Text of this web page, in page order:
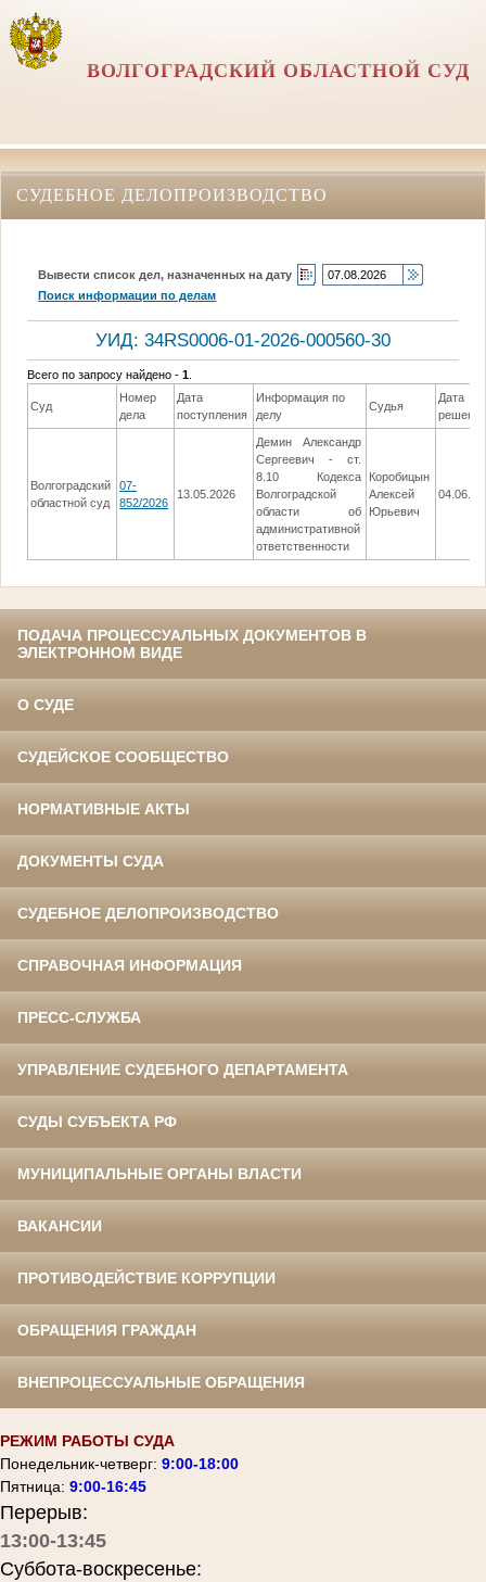
ВОЛГОГРАДСКИЙ ОБЛАСТНОЙ СУД
СУДЕБНОЕ ДЕЛОПРОИЗВОДСТВО
Вывести список дел, назначенных на дату
Поиск информации по делам
УИД: 34RS0006-01-2026-000560-30
Всего по запросу найдено -1
Суд
Номер
дела
Дата
поступления
Информация по
делу
Судья
Дата
Волгоградский
областной суд
07-
852/2026
13.05.2026
Демин Александр
Сергеевич - ст.
8.10 Кодекса
Волгоградской
области об
административной
ответственности
Коробицын
Алексей
Юрьевич
ПОДАЧА ПРОЦЕССУАЛЬНЫХ ДОКУМЕНТОВ В
ЭЛЕКТРОННОМ ВИДЕ
О СУДЕ
СУДЕЙСКОЕ СООБЩЕСТВО
НОРМАТИВНЫЕ АКТЫ
ДОКУМЕНТЫ СУДА
СУДЕБНОЕ ДЕЛОПРОИЗВОДСТВО
СПРАВОЧНАЯ ИНФОРМАЦИЯ
ПРЕСС-СЛУЖБА
УПРАВЛЕНИЕ СУДЕБНОГО ДЕПАРТАМЕНТА
СУДЫ СУБЪЕКТА РФ
МУНИЦИПАЛЬНЫЕ ОРГАНЫ ВЛАСТИ
ВАКАНСИИ
ПРОТИВОДЕЙСТВИЕ КОРРУПЦИИ
ОБРАЩЕНИЯ ГРАЖДАН
ВНЕПРОЦЕССУАЛЬНЫЕ ОБРАЩЕНИЯ
РЕЖИМ РАБОТЫ СУДА
Понедельник-четверг: 9:00-18:00
Пятница: 9:00-16:45
Перерыв:
13:00-13:45
Суббота-воскресенье: